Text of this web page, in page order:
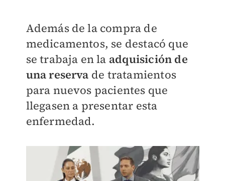
Además de la compra de
medicamentos, se destacó que
se trabaja en la adquisición de
una reserva de tratamientos
para nuevos pacientes que
llegasen a presentar esta
enfermedad.